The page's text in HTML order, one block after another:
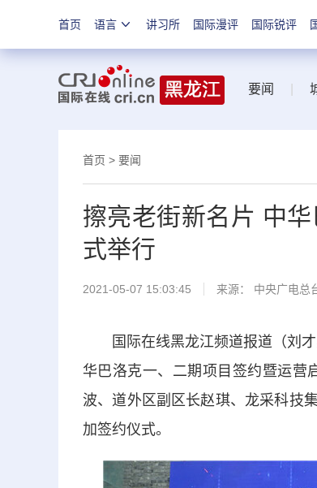
首页 语言 讲习所 国际漫评 国际锐评
要闻
首页 > 要闻
擦亮老街新名片 中
式举行
2021-05-07 15:03:45 来源： 中央广电总
国际在线黑龙江频道报道（刘才
华巴洛克一、二期项目签约暨运营
波、道外区副区长赵琪、龙采科技
加签约仪式。